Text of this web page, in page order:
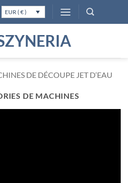
EUR ( € )
DE DÉCOUPE JET D‘EAU
DE MACHINES